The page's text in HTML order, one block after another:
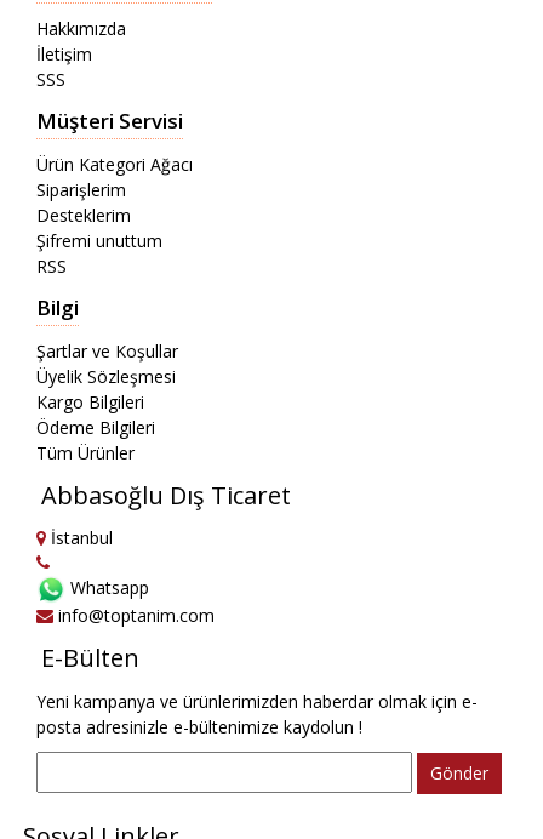
Hakkımızda
İletişim
SSS
Müşteri Servisi
Ürün Kategori Ağacı
Siparişlerim
Desteklerim
Şifremi unuttum
RSS
Bilgi
Şartlar ve Koşullar
Üyelik Sözleşmesi
Kargo Bilgileri
Ödeme Bilgileri
Tüm Ürünler
Abbasoğlu Dış Ticaret
İstanbul
Whatsapp
info@toptanim.com
E-Bülten
Yeni kampanya ve ürünlerimizden haberdar olmak için e-
posta adresinizle e-bültenimize kaydolun !
Gönder